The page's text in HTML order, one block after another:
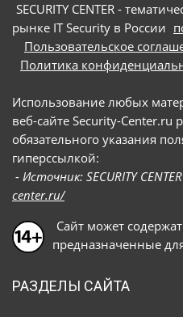
SECURITY CENTER -
рынке IT Security в России
Пользовательское
Политика
Использование любых
веб-сайте Security-Center.ru
обязательного указания
гиперссылкой:
- Источник: SECURITY CENTER
center.ru/
Сайт может
предназначенные
РАЗДЕЛЫ САЙТА